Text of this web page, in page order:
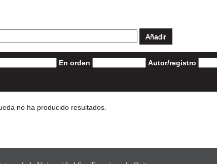
En orden Autor/registro
no ha producido resultados.